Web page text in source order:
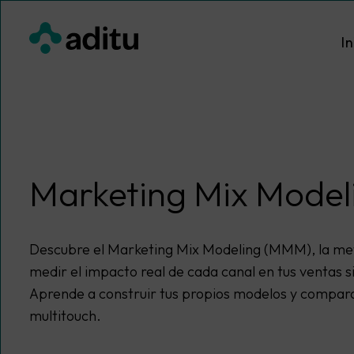
contenido
Marketing Mix
Descubre el Marketing Mix Modeling (MMM), la
medir el impacto real de cada canal en tus ventas
Aprende a construir tus propios modelos y
multitouch.